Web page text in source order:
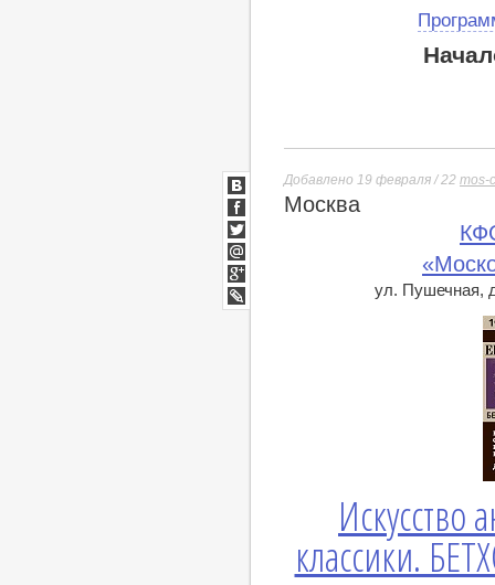
Добавлено 19 февраля / 22 mos-
Москва
ул. Пушечная,
Искусство
классики.
ВКонтакте
Facebook
Twitter
Мой
Мир
Google+
lj